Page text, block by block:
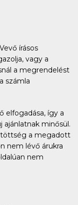
írásos
vagy a
a megrendelést
számla
elfogadása, így a
ajánlatnak minősül.
a megadott
nem lévő árukra
nem